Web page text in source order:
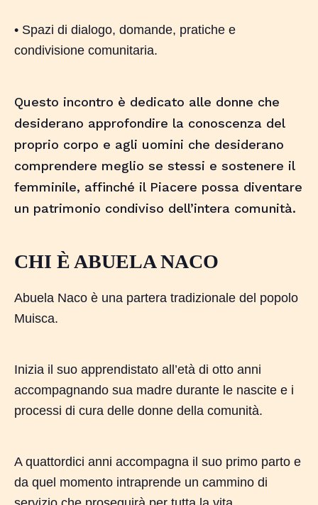
• Spazi di dialogo, domande, pratiche e
condivisione comunitaria.
Questo incontro è dedicato alle donne che
desiderano approfondire la conoscenza del
proprio corpo e agli uomini che desiderano
comprendere meglio se stessi e sostenere il
femminile, affinché il Piacere possa diventare
un patrimonio condiviso dell’intera comunità.
CHI È ABUELA NACO
Abuela Naco è una partera tradizionale del popolo
Muisca.
Inizia il suo apprendistato all’età di otto anni
accompagnando sua madre durante le nascite e i
processi di cura delle donne della comunità.
A quattordici anni accompagna il suo primo parto e
da quel momento intraprende un cammino di